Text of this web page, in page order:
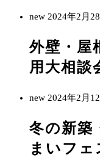
new 2024年2月
外壁・屋
用大相談
new 2024年2月
冬の新築
まいフェ